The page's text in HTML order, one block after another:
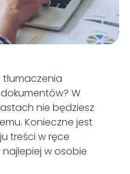
W
nie będziesz
Konieczne jest
treści w ręce
w osobie